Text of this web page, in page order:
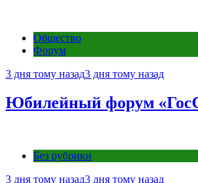
Общество
Форум
3 дня тому назад3 дня тому назад
Юбилейный форум
Без рубрики
3 дня тому назад3 дня тому назад